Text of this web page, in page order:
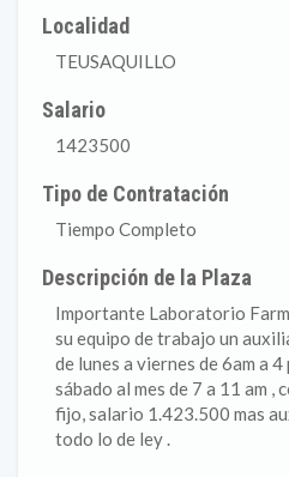
Localidad
TEUSAQUILLO
Salario
1423500
Tipo de Contratación
Tiempo Completo
Descripción de la Plaza
Importante Laboratorio
su equipo de trabajo un
de lunes a viernes de 6am a 4
sábado al mes de 7 a 11 am
fijo, salario 1.423.500 mas
todo lo de ley .